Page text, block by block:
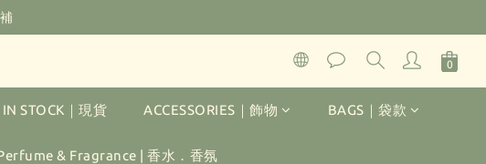
商品除外
商品除外
IN STOCK｜現貨 ACCESSORIES｜飾物 BAGS｜袋款
& Fragrance | 香水．香氛